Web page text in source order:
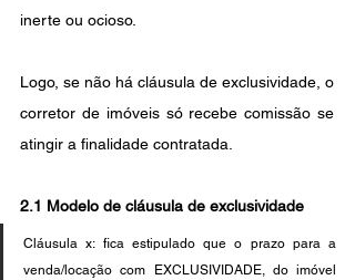
inerte ou ocioso.
Logo, se não há cláusula de exclusividade, o
corretor de imóveis só recebe comissão se
atingir a finalidade contratada.
2.1 Modelo de cláusula de exclusividade
Cláusula x: fica estipulado que o prazo para a
venda/locação com EXCLUSIVIDADE, do imóvel